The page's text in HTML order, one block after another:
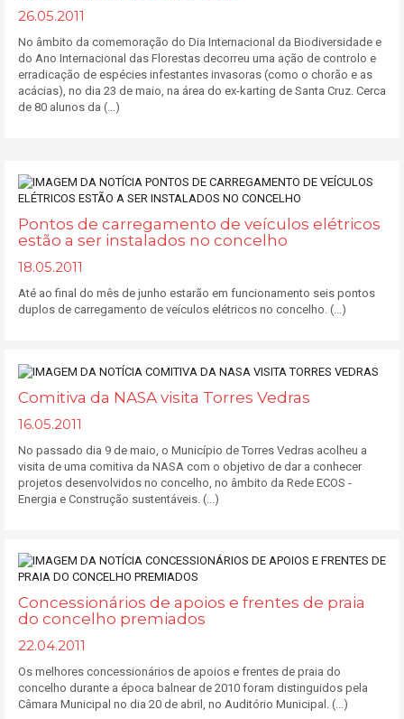
26.05.2011
No âmbito da comemoração do Dia Internacional da Biodiversidade e
do Ano Internacional das Florestas decorreu uma ação de controlo e
erradicação de espécies infestantes invasoras (como o chorão e as
acácias), no dia 23 de maio, na área do ex-karting de Santa Cruz. Cerca
de 80 alunos da (...)
Pontos de carregamento de veículos elétricos
estão a ser instalados no concelho
18.05.2011
Até ao final do mês de junho estarão em funcionamento seis pontos
duplos de carregamento de veículos elétricos no concelho. (...)
Comitiva da NASA visita Torres Vedras
16.05.2011
No passado dia 9 de maio, o Município de Torres Vedras acolheu a
visita de uma comitiva da NASA com o objetivo de dar a conhecer
projetos desenvolvidos no concelho, no âmbito da Rede ECOS -
Energia e Construção sustentáveis. (...)
Concessionários de apoios e frentes de praia
do concelho premiados
22.04.2011
Os melhores concessionários de apoios e frentes de praia do
concelho durante a época balnear de 2010 foram distinguidos pela
Câmara Municipal no dia 20 de abril, no Auditório Municipal. (...)